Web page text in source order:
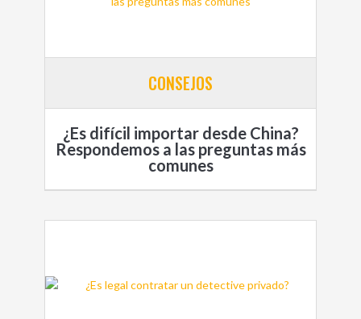
CONSEJOS
¿Es difícil importar desde China?
Respondemos a las preguntas más
comunes